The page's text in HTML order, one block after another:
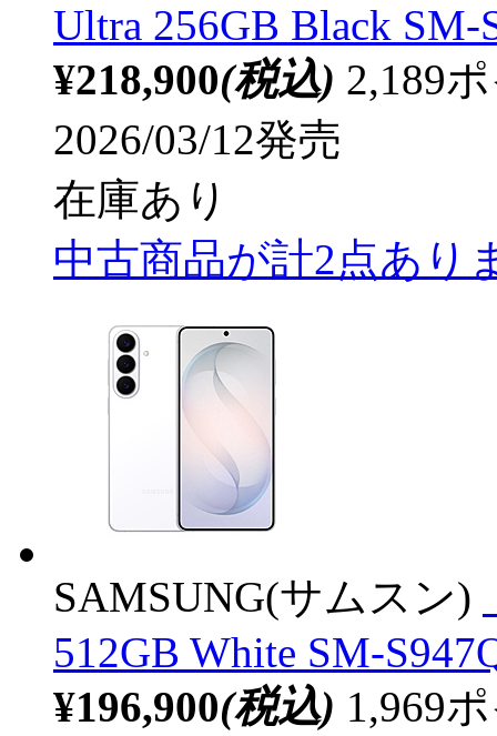
Ultra 256GB Black SM-
¥218,900(税込) 2,189
2026/03/12発売
在庫あり
中古商品が計2点あり
SAMSUNG(サムスン)
512GB White SM-
¥196,900(税込) 1,969